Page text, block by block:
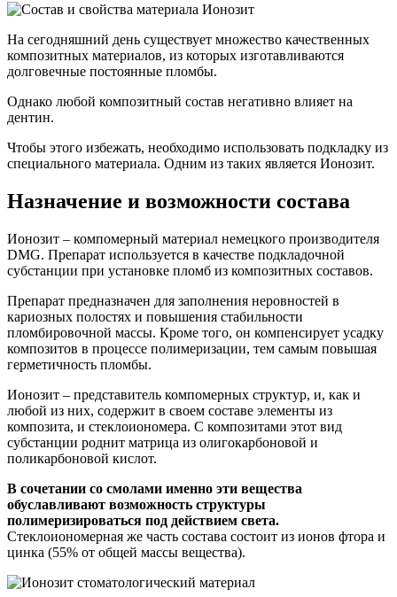
На сегодняшний день существует множество качественных
композитных материалов, из которых изготавливаются
долговечные постоянные пломбы.
Однако любой композитный состав негативно влияет на
дентин.
Чтобы этого избежать, необходимо использовать подкладку из
специального материала. Одним из таких является Ионозит.
Назначение и возможности состава
Ионозит – компомерный материал немецкого производителя
DMG. Препарат используется в качестве подкладочной
субстанции при установке пломб из композитных составов.
Препарат предназначен для заполнения неровностей в
кариозных полостях и повышения стабильности
пломбировочной массы. Кроме того, он компенсирует усадку
композитов в процессе полимеризации, тем самым повышая
герметичность пломбы.
Ионозит – представитель компомерных структур, и, как и
любой из них, содержит в своем составе элементы из
композита, и стеклоиономера. С композитами этот вид
субстанции роднит матрица из олигокарбоновой и
поликарбоновой кислот.
В сочетании со смолами именно эти вещества
обуславливают возможность структуры
полимеризироваться под действием света.
Стеклоиономерная же часть состава состоит из ионов фтора и
цинка (55% от общей массы вещества).